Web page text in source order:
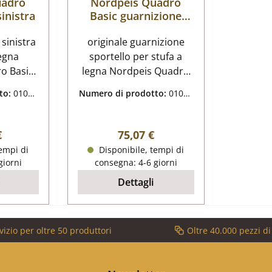
Basic
dati
x 4
di
e
01064
di
Basic guarnizione
originale guarnizione
sportello per stufa a
legna Nordpeis Quadro
Basic guarnizione
cordone isolante porta,
treccia lunghezza 2,50 m
compresa la colla
Numero di prodotto: 01064
Prezzo normale:
75,07 €
Disponibile, tempi di
consegna: 4-6 giorni
Dettagli
per oltre 50 produttori Oltre 40.000 pezzi